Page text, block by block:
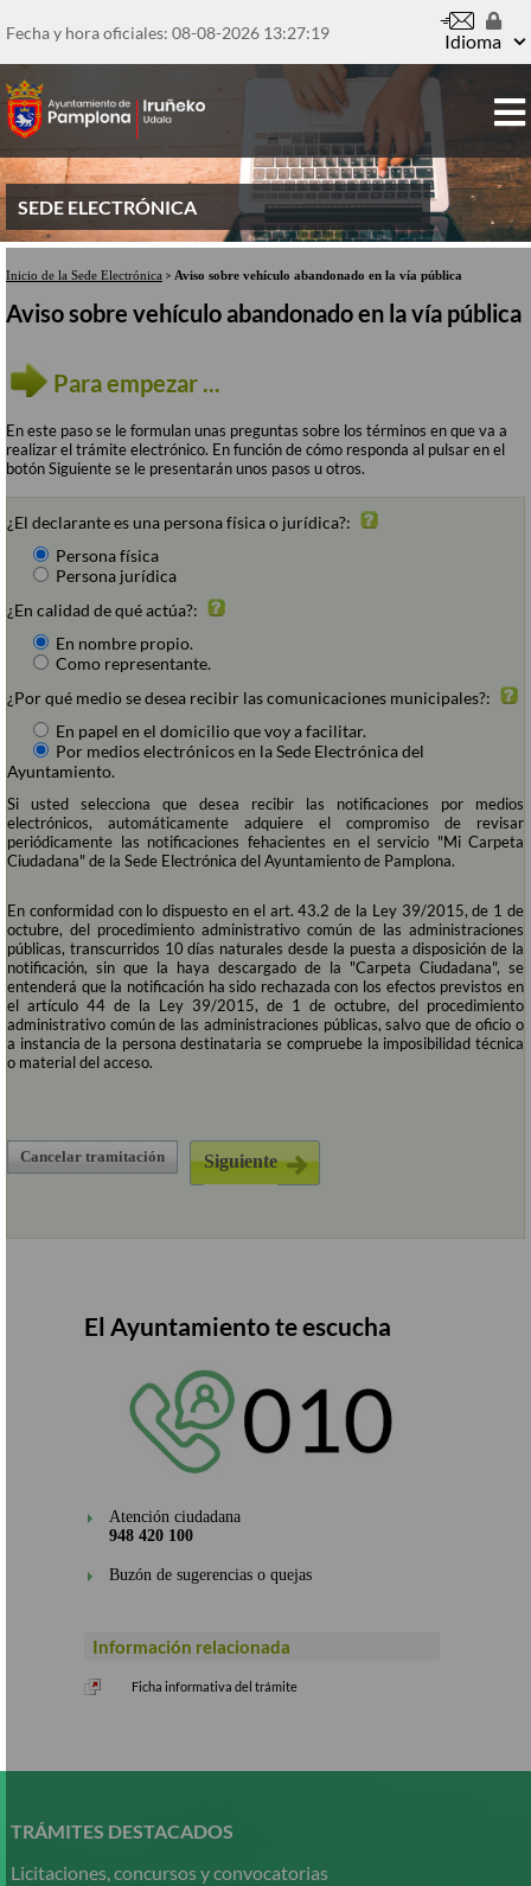
contenido
Fecha y hora oficiales: 08-08-2026 13:27:19 Idioma
SEDE ELECTRÓNICA
Inicio de la Sede Electrónica > Aviso sobre vehículo abandonado en la vía pública
Aviso sobre vehículo abandonado en la vía pública
Para empezar ...
En este paso se le formulan unas preguntas sobre los términos en que va a
realizar el trámite electrónico. En función de cómo responda al pulsar en el
botón Siguiente se le presentarán unos pasos u otros.
¿El declarante es una persona física o jurídica?:
Persona física
Persona jurídica
¿En calidad de qué actúa?:
En nombre propio.
Como representante.
¿Por qué medio se desea recibir las comunicaciones municipales?:
En papel en el domicilio que voy a facilitar.
Por medios electrónicos en la Sede Electrónica del
Ayuntamiento.
Si usted selecciona que desea recibir las notificaciones por medios
electrónicos, automáticamente adquiere el compromiso de revisar
periódicamente las notificaciones fehacientes en el servicio "Mi Carpeta
Ciudadana" de la Sede Electrónica del Ayuntamiento de Pamplona.
En conformidad con lo dispuesto en el art. 43.2 de la Ley 39/2015, de 1 de
octubre, del procedimiento administrativo común de las administraciones
públicas, transcurridos 10 días naturales desde la puesta a disposición de la
notificación, sin que la haya descargado de la "Carpeta Ciudadana", se
entenderá que la notificación ha sido rechazada con los efectos previstos en
el artículo 44 de la Ley 39/2015, de 1 de octubre, del procedimiento
administrativo común de las administraciones públicas, salvo que de oficio o
a instancia de la persona destinataria se compruebe la imposibilidad técnica
o material del acceso.
Cancelar tramitación
El Ayuntamiento te escucha
Atención ciudadana
948 420 100
Buzón de sugerencias o quejas
Información relacionada
Ficha informativa del trámite
contenido
TRÁMITES DESTACADOS
Licitaciones, concursos y convocatorias